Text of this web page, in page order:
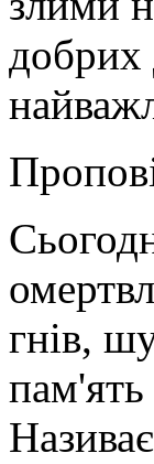
добрих
гнів,
пам'ять